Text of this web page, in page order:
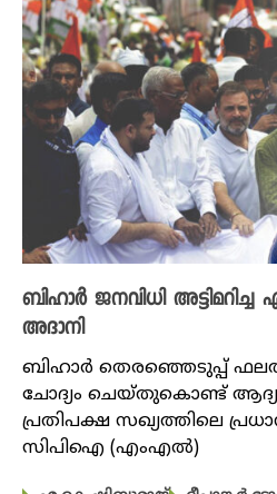
ബിഹാർ ജനവിധി
അദാനി
ബിഹാർ തെരഞ്ഞെടുപ്പ്
ചോദ്യം ചെയ്തുകൊണ്ട്
പ്രതിപക്ഷ സഖ്യത്തിലെ
സിപിഐ (എംഎൽ)